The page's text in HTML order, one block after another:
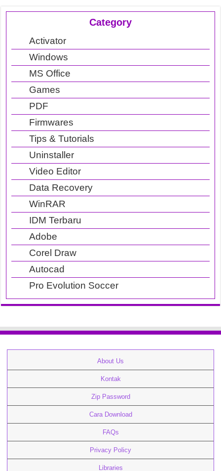
Category
Activator
Windows
MS Office
Games
PDF
Firmwares
Tips & Tutorials
Uninstaller
Video Editor
Data Recovery
WinRAR
IDM Terbaru
Adobe
Corel Draw
Autocad
Pro Evolution Soccer
About Us
Kontak
Zip Password
Cara Download
FAQs
Privacy Policy
Libraries